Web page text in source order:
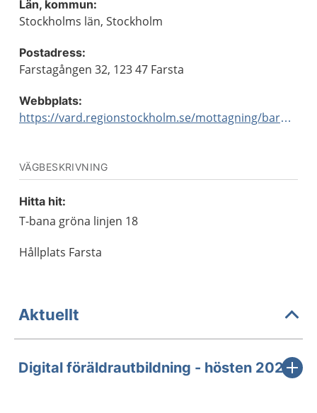
Län, kommun:
Stockholms län, Stockholm
Postadress:
Farstagången 32, 123 47 Farsta
Webbplats:
https://vard.regionstockholm.se/mottagning/barnmorskemottagningar/
VÄGBESKRIVNING
Hitta hit:
T-bana gröna linjen 18
Hållplats Farsta
Aktuellt
Digital föräldrautbildning - hösten 2026